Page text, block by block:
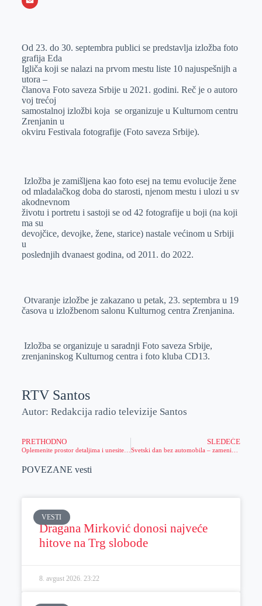
e
r
I
n
s
A
p
p
a
i
l
Od 23. do 30. septembra publici se predstavlja izložba foto
grafija Eda
Igliča koji se nalazi na prvom mestu liste 10 najuspešnijh a
utora –
članova Foto saveza Srbije u 2021. godini. Reč je o autoro
voj trećoj
samostalnoj izložbi koja se organizuje u Kulturnom centru
Zrenjanin u
okviru Festivala fotografije (Foto saveza Srbije).
Izložba je zamišljena kao foto esej na temu evolucije žene
od mladalačkog doba do starosti, njenom mestu i ulozi u sv
akodnevnom
životu i portretu i sastoji se od 42 fotografije u boji (na koji
ma su
devojčice, devojke, žene, starice) nastale većinom u Srbiji
u
poslednjih dvanaest godina, od 2011. do 2022.
Otvaranje izložbe je zakazano u petak, 23. septembra u 19
časova u izložbenom salonu Kulturnog centra Zrenjanina.
Izložba se organizuje u saradnji Foto saveza Srbije,
zrenjaninskog Kulturnog centra i foto kluba CD13.
RTV Santos
Autor: Redakcija radio televizije Santos
PRETHODNO
Oplemenite prostor detaljima i unesite toplinu u svoj dom
SLEDEĆE
POVEZANE vesti
VESTI
Dragana Mirković donosi najveće
hitove na Trg slobode
8. avgust 2026. 23:22